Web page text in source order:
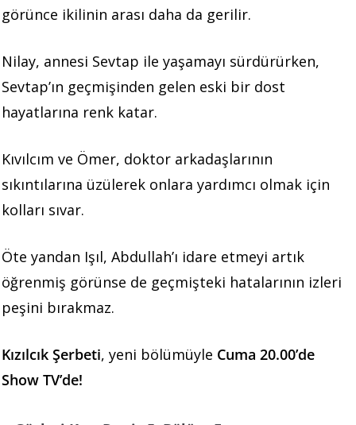
görünce ikilinin arası daha da gerilir.
Nilay, annesi Sevtap ile yaşamayı sürdürürken,
Sevtap’ın geçmişinden gelen eski bir dost
hayatlarına renk katar.
Kıvılcım ve Ömer, doktor arkadaşlarının
sıkıntılarına üzülerek onlara yardımcı olmak için
kolları sıvar.
Öte yandan Işıl, Abdullah’ı idare etmeyi artık
öğrenmiş görünse de geçmişteki hatalarının izleri
peşini bırakmaz.
Kızılcık Şerbeti, yeni bölümüyle Cuma 20.00’de
Show TV’de!